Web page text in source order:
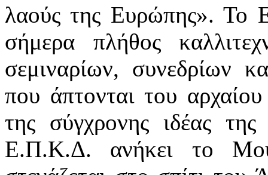
λαούς της Ευρώπης». Το
σήμερα πλήθος
σεμιναρίων, συνεδρίων
που άπτονται του
της σύγχρονης ιδέας
Ε.Π.Κ.Δ. ανήκει το